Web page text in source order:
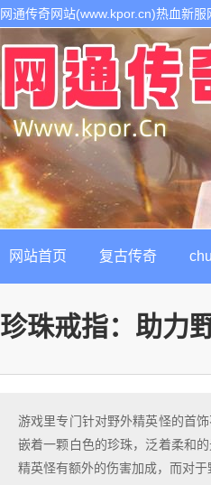
网通传奇网站(www.kpor.cn)热血新
1.80传奇开区服务,是继网通传奇私
网站首页 复古传奇
珍珠戒指：助力
游戏里专门针对野外精英怪的首
嵌着一颗白色的珍珠，泛着柔和
精英怪有额外的伤害加成，而对